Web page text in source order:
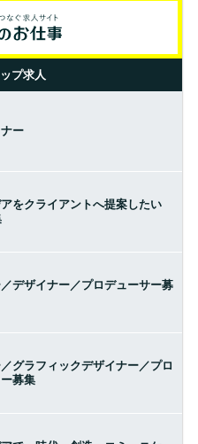
プ求人
ー
をクライアントへ提案したい
デザイナー／プロデューサー募
グラフィックデザイナー／プロ
募集